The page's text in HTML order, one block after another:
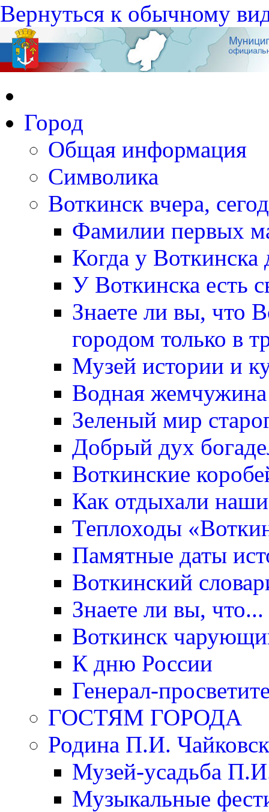
Вернуться к обычному
Город
Общая информация
Символика
Воткинск вчера,
Фамилии первых
Когда у Воткинска
У Воткинска есть
Знаете ли вы, что
городом только в
Музей истории и
Водная жемчужина
Зеленый мир
Добрый дух
Воткинские
Как отдыхали
Теплоходы
Памятные даты
Воткинский
Знаете ли вы, что...
Воткинск
К дню России
Генерал-
ГОСТЯМ ГОРОДА
Родина П.И.
Музей-усадьба
Музыкальные